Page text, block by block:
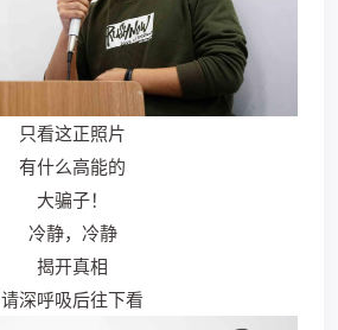
只看这正照片
有什么高能的
大骗子！
冷静，冷静
揭开真相
请深呼吸后往下看